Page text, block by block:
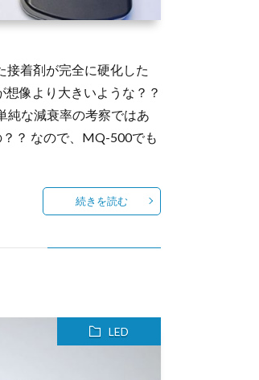
接着剤が完全に硬化した
像より大きいような？？
純な減衰率の考察ではあ
？ なので、MQ-500でも
続きを読む
LED